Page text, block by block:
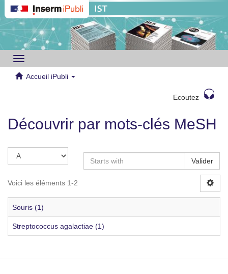
Toggle
navigation
Accueil iPubli
Ecoutez
Découvrir par mots-clés MeSH
Valider
Voici les éléments 1-2
Souris (1)
Streptococcus agalactiae (1)